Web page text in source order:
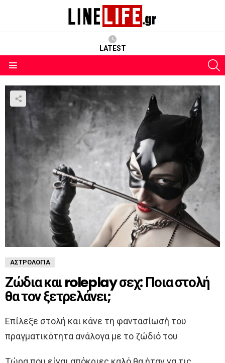
LATEST
ΑΣΤΡΟΛΟΓΊΑ
Ζώδια και roleplay σεχ: Ποια στολή
θα τον ξετρελάνει;
Επίλεξε στολή και κάνε τη φαντασίωσή του
πραγματικότητα ανάλογα με το ζώδιό του